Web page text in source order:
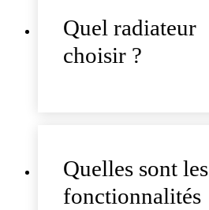
Quel radiateur
choisir ?
Quelles sont les
fonctionnalités